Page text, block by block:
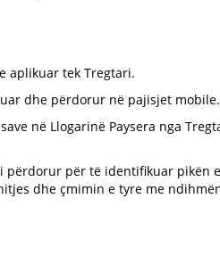
aplikuar tek Tregtari.
dhe përdorur në pajisjet mobile.
në Llogarinë Paysera nga
përdorur për të identifikuar pikën
dhe çmimin e tyre me